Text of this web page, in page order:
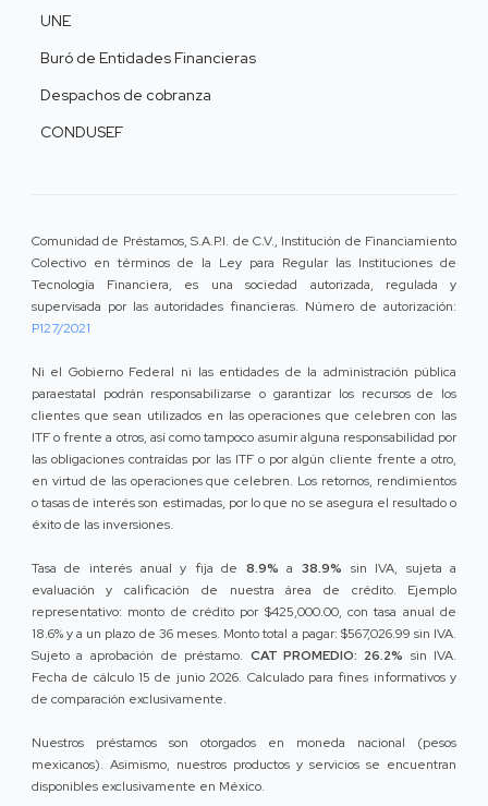
UNE
Buró de Entidades Financieras
Despachos de cobranza
CONDUSEF
Comunidad de Préstamos, S.A.P.I. de C.V., Institución de Financiamiento
Colectivo en términos de la Ley para Regular las Instituciones de
Tecnología Financiera, es una sociedad autorizada, regulada y
supervisada por las autoridades financieras. Número de autorización:
P127/2021
Ni el Gobierno Federal ni las entidades de la administración pública
paraestatal podrán responsabilizarse o garantizar los recursos de los
clientes que sean utilizados en las operaciones que celebren con las
ITF o frente a otros, así como tampoco asumir alguna responsabilidad por
las obligaciones contraídas por las ITF o por algún cliente frente a otro,
en virtud de las operaciones que celebren. Los retornos, rendimientos
o tasas de interés son estimadas, por lo que no se asegura el resultado o
éxito de las inversiones.
Tasa de interés anual y fija de 8.9% a 38.9% sin IVA, sujeta a
evaluación y calificación de nuestra área de crédito. Ejemplo
representativo: monto de crédito por $425,000.00, con tasa anual de
18.6% y a un plazo de 36 meses. Monto total a pagar: $567,026.99 sin IVA.
Sujeto a aprobación de préstamo. CAT PROMEDIO: 26.2% sin IVA.
Fecha de cálculo 15 de junio 2026. Calculado para fines informativos y
de comparación exclusivamente.
Nuestros préstamos son otorgados en moneda nacional (pesos
mexicanos). Asimismo, nuestros productos y servicios se encuentran
disponibles exclusivamente en México.